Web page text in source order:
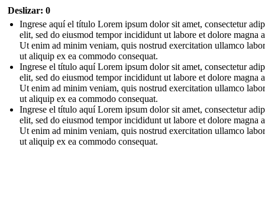
Deslizar: 0
Ingrese aquí el título Lorem ipsum dolor sit amet, consectetur
elit, sed do eiusmod tempor incididunt ut labore et dolore magna
Ut enim ad minim veniam, quis nostrud exercitation ullamco
ut aliquip ex ea commodo consequat.
Ingrese el título aquí Lorem ipsum dolor sit amet, consectetur
elit, sed do eiusmod tempor incididunt ut labore et dolore magna
Ut enim ad minim veniam, quis nostrud exercitation ullamco
ut aliquip ex ea commodo consequat.
Ingrese el título aquí Lorem ipsum dolor sit amet, consectetur
elit, sed do eiusmod tempor incididunt ut labore et dolore magna
Ut enim ad minim veniam, quis nostrud exercitation ullamco
ut aliquip ex ea commodo consequat.